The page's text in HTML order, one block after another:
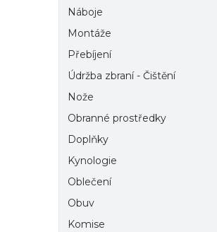
Náboje
Montáže
Přebíjení
Údržba zbraní - Čištění
Nože
Obranné prostředky
Doplňky
Kynologie
Oblečení
Obuv
Komise